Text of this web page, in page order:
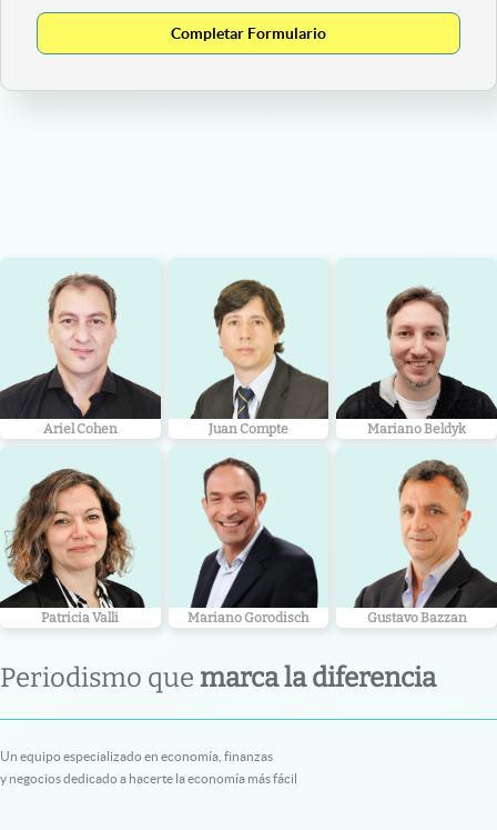
Completar Formulario
Ariel Cohen Juan Compte Mariano Beldyk
Patricia Valli Mariano Gorodisch Gustavo Bazzan
Periodismo que marca la diferencia
Un equipo especializado en economía, finanzas
y negocios dedicado a hacerte la economía más fácil